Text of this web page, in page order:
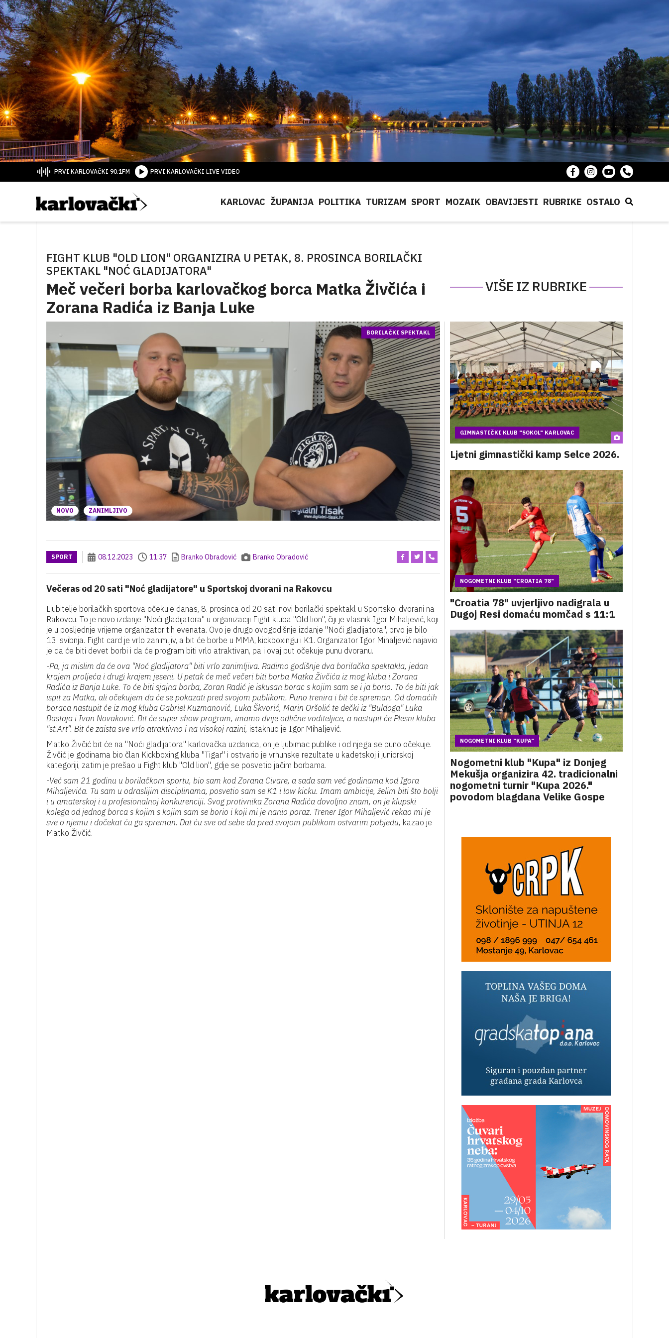
PRVI KARLOVAČKI 90.1FM PRVI KARLOVAČKI LIVE VIDEO
KARLOVAC ŽUPANIJA POLITIKA TURIZAM SPORT MOZAIK OBAVIJESTI RUBRIKE OSTALO
FIGHT KLUB "OLD LION" ORGANIZIRA U PETAK, 8. PROSINCA BORILAČKI
SPEKTAKL "NOĆ GLADIJATORA"
Meč večeri borba karlovačkog borca Matka Živčića i
Zorana Radića iz Banja Luke
VIŠE IZ RUBRIKE
NOVO ZANIMLJIVO
BORILAČKI SPEKTAKL
SPORT 08.12.2023 11:37 Branko Obradović Branko Obradović
Večeras od 20 sati "Noć gladijatore" u Sportskoj dvorani na Rakovcu
Ljubitelje borilačkih sportova očekuje danas, 8. prosinca od 20 sati novi borilački spektakl u Sportskoj dvorani na
Rakovcu. To je novo izdanje "Noći gladijatora" u organizaciji Fight kluba "Old lion", čiji je vlasnik Igor Mihaljević, koji
je u posljednje vrijeme organizator tih evenata. Ovo je drugo ovogodišnje izdanje "Noći gladijatora", prvo je bilo
13. svibnja. Fight card je vrlo zanimljiv, a bit će borbe u MMA, kickboxingu i K1. Organizator Igor Mihaljević najavio
je da će biti devet borbi i da će program biti vrlo atraktivan, pa i ovaj put očekuje punu dvoranu.
-Pa, ja mislim da će ova "Noć gladijatora" biti vrlo zanimljiva. Radimo godišnje dva borilačka spektakla, jedan
krajem proljeća i drugi krajem jeseni. U petak će meč večeri biti borba Matka Živčića iz mog kluba i Zorana
Radića iz Banja Luke. To će biti sjajna borba, Zoran Radić je iskusan borac s kojim sam se i ja borio. To će biti jak
ispit za Matka, ali očekujem da će se pokazati pred svojom publikom. Puno trenira i bit će spreman. Od domaćih
boraca nastupit će iz mog kluba Gabriel Kuzmanović, Luka Škvorić, Marin Oršolić te dečki iz "Buldoga" Luka
Bastaja i Ivan Novaković. Bit će super show program, imamo dvije odlične voditeljice, a nastupit će Plesni kluba
"st.Art". Bit će zaista sve vrlo atraktivno i na visokoj razini, istaknuo je Igor Mihaljević.
Matko Živčić bit će na "Noći gladijatora" karlovačka uzdanica, on je ljubimac publike i od njega se puno očekuje.
Živčić je godinama bio član Kickboxing kluba "Tigar" i ostvario je vrhunske rezultate u kadetskoj i juniorskoj
kategoriji, zatim je prešao u Fight klub "Old lion", gdje se posvetio jačim borbama.
-Već sam 21 godinu u borilačkom sportu, bio sam kod Zorana Civare, a sada sam već godinama kod Igora
Mihaljevića. Tu sam u odraslijim disciplinama, posvetio sam se K1 i low kicku. Imam ambicije, želim biti što bolji
i u amaterskoj i u profesionalnoj konkurenciji. Svog protivnika Zorana Radića dovoljno znam, on je klupski
kolega od jednog borca s kojim s kojim sam se borio i koji mi je nanio poraz. Trener Igor Mihaljević rekao mi je
sve o njemu i dočekat ću ga spreman. Dat ću sve od sebe da pred svojom publikom ostvarim pobjedu, kazao je
Matko Živčić.
GIMNASTIČKI KLUB "SOKOL" KARLOVAC
Ljetni gimnastički kamp Selce 2026.
NOGOMETNI KLUB "CROATIA 78"
"Croatia 78" uvjerljivo nadigrala u
Dugoj Resi domaću momčad s 11:1
NOGOMETNI KLUB "KUPA"
Nogometni klub "Kupa" iz Donjeg
Mekušja organizira 42. tradicionalni
nogometni turnir "Kupa 2026."
povodom blagdana Velike Gospe